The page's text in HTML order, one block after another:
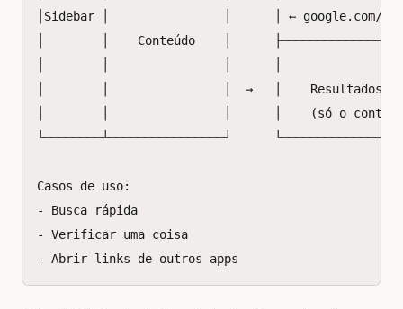
│Sidebar │                │      │ ← google.com/
│        │    Conteúdo    │
│        │                │  →   │    Resultados da
│        │                │      │    (só o
└────────┴────────────────┘
Casos de uso:
- Busca rápida
- Verificar uma coisa